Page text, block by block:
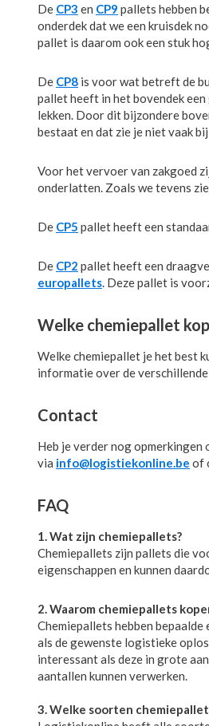
De CP3 en CP9 pallets hebben
onderdek dat we een kruisdek
pallet is daarom ook een stuk
De CP8 is voor wat betreft de
pallet heeft in het bovendek
lekken. Door dit bijzondere
bestaat en dat zie je niet vaak
Voor het vervoer van zakgoed
onderlatten. Zoals we tevens
De CP5 pallet heeft een
De CP2 pallet heeft een
europallets. Deze pallet is
Welke chemiepallet
Welke chemiepallet je het best
informatie over de
Contact
Heb je verder nog
via info@logistiekonline.be of
FAQ
1. Wat zijn chemiepallets?
Chemiepallets zijn pallets die
eigenschappen en kunnen
2. Waarom chemiepallets
Chemiepallets hebben
als de gewenste logistieke
interessant als deze in grote
aantallen kunnen verwerken.
3. Welke soorten